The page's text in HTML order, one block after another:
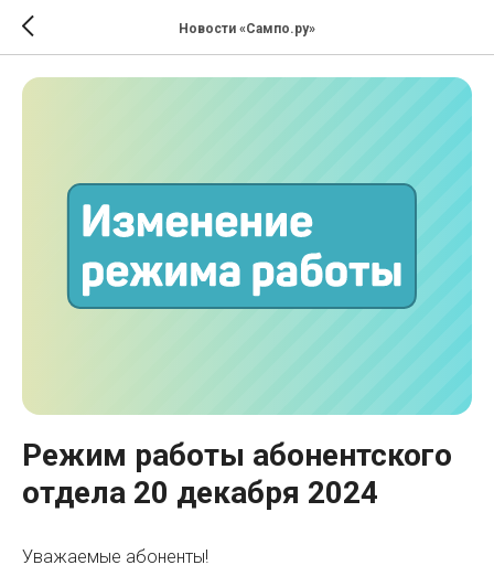
Новости «Сампо.ру»
Режим работы абонентского
отдела 20 декабря 2024
Уважаемые абоненты!